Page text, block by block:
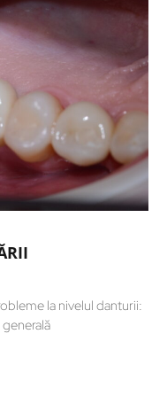
la nivelul danturii: